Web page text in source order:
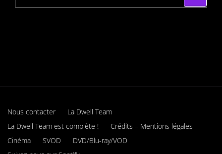
Nous contacter
La Dwell Team
La Dwell Team est complète !
Crédits – Mentions légales
Cinéma
SVOD
DVD/Blu-ray/VOD